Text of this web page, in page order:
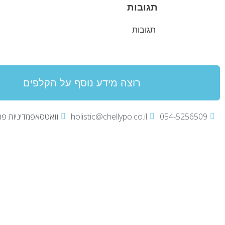
תגובות
תגובות
רוצה מידע נוסף על הקלפים
054-5256509
holistic@chellypo.co.il וואטסאפמדיניות